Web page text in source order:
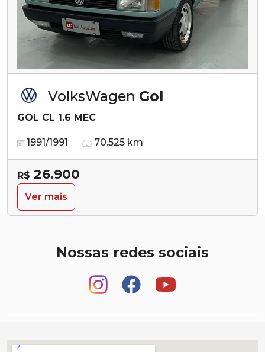
VolksWagen Gol
GOL CL 1.6 MEC
1991/1991 70.525 km
R$ 26.900
Ver mais
Nossas redes sociais